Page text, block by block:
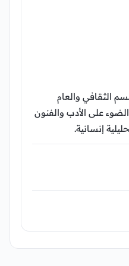
الثقافي والعام
على الأدب والفنون
إنسانية.